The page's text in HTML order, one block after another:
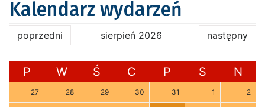
Kalendarz wydarzeń
poprzedni sierpień 2026 następny
P W Ś C P S N
27 28 29 30 31 1 2